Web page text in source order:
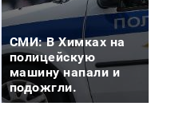
СМИ: В Химках на
полицейскую
машину напали и
подожгли.